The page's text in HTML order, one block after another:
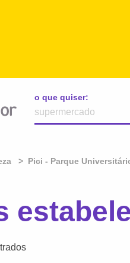
o que quiser:
Pici - Parque